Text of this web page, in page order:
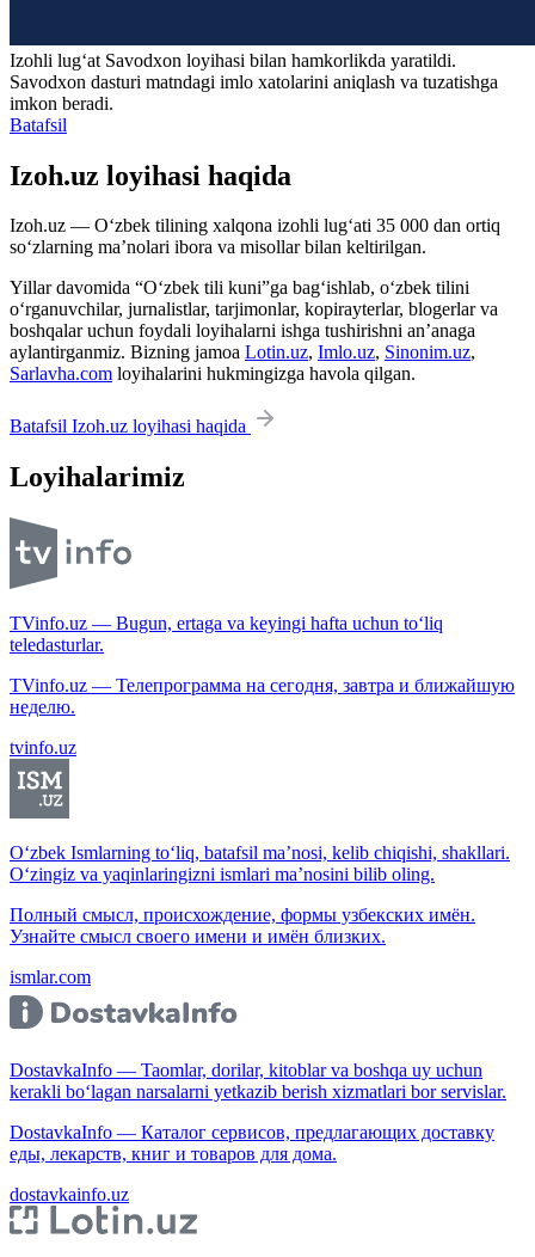
Izohli lugʻat Savodxon loyihasi bilan hamkorlikda yaratildi.
Savodxon dasturi matndagi imlo xatolarini aniqlash va tuzatishga
imkon beradi.
Batafsil
Izoh.uz loyihasi haqida
Izoh.uz — O‘zbek tilining xalqona izohli lug‘ati 35 000 dan ortiq
so‘zlarning ma’nolari ibora va misollar bilan keltirilgan.
Yillar davomida “O‘zbek tili kuni”ga bag‘ishlab, o‘zbek tilini
o‘rganuvchilar, jurnalistlar, tarjimonlar, kopirayterlar, blogerlar va
boshqalar uchun foydali loyihalarni ishga tushirishni an’anaga
aylantirganmiz. Bizning jamoa Lotin.uz, Imlo.uz, Sinonim.uz,
Sarlavha.com loyihalarini hukmingizga havola qilgan.
Batafsil Izoh.uz loyihasi haqida
Loyihalarimiz
TVinfo.uz — Bugun, ertaga va keyingi hafta uchun to‘liq
teledasturlar.
TVinfo.uz — Телепрограмма на сегодня, завтра и ближайшую
неделю.
tvinfo.uz
O‘zbek Ismlarning to‘liq, batafsil ma’nosi, kelib chiqishi, shakllari.
O‘zingiz va yaqinlaringizni ismlari ma’nosini bilib oling.
Полный смысл, происхождение, формы узбекских имён.
Узнайте смысл своего имени и имён близких.
ismlar.com
DostavkaInfo — Taomlar, dorilar, kitoblar va boshqa uy uchun
kerakli bo‘lagan narsalarni yetkazib berish xizmatlari bor servislar.
DostavkaInfo — Каталог сервисов, предлагающих доставку
еды, лекарств, книг и товаров для дома.
dostavkainfo.uz